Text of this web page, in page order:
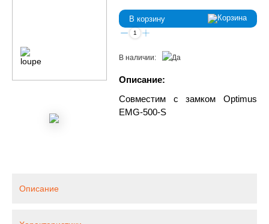
В корзину
В наличии:
Описание:
Совместим с замком Optimus
EMG-500-S
Описание